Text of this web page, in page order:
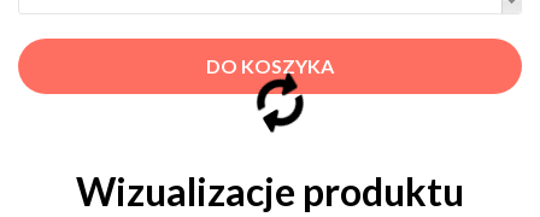
DO KOSZYKA
Wizualizacje produktu